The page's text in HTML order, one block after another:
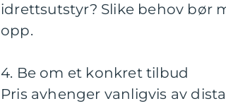
idrettsutstyr? Slike behov bør
opp.
4. Be om et konkret tilbud
Pris avhenger vanligvis av